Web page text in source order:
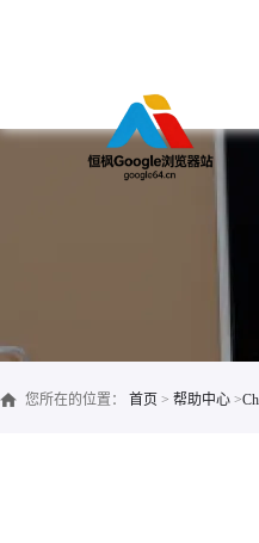
您所在的位置： 首页 > 帮助中心 >